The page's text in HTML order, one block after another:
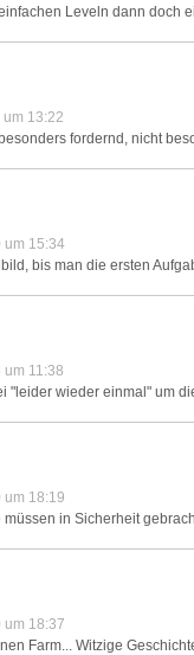
Leveln dann
13:22
fordernd, nicht
um 15:34
bis man die ersten
11:38
"leider wieder einmal" um
um 18:19
in Sicherheit
um 18:37
Farm... Witzige